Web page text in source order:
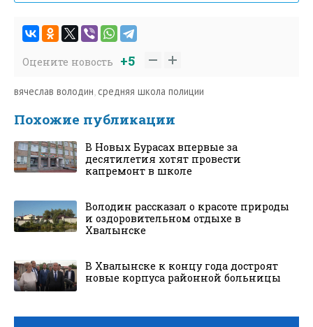
Оцените новость +5
вячеслав володин, средняя школа полиции
Похожие публикации
В Новых Бурасах впервые за
десятилетия хотят провести
капремонт в школе
Володин рассказал о красоте природы
и оздоровительном отдыхе в
Хвалынске
В Хвалынске к концу года достроят
новые корпуса районной больницы